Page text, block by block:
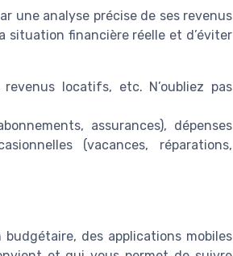
une analyse précise de ses revenus
situation financière réelle et d’éviter
locatifs, etc. N’oubliez pas
assurances), dépenses
(vacances, réparations,
des applications mobiles